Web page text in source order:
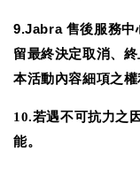
9.Jabra 售後服務中
留最終決定取消、
本活動內容細項之權
10.若遇不可抗力之
能。